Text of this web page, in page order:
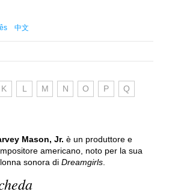
中文
K L M N O P Q
Mason, Jr. è un produttore e
americano, noto per la sua
sonora di Dreamgirls